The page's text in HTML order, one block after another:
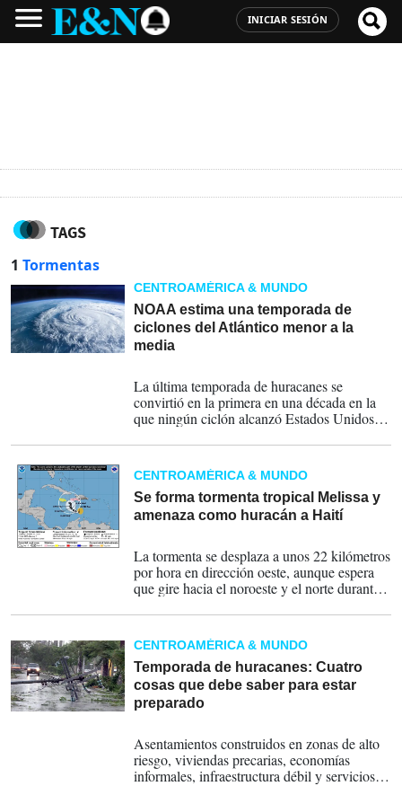
INICIAR SESIÓN
TAGS
1 Tormentas
CENTROAMÉRICA & MUNDO
NOAA estima una temporada de
ciclones del Atlántico menor a la
media
La última temporada de huracanes se
convirtió en la primera en una década en la
que ningún ciclón alcanzó Estados Unidos,
muertos a su paso por Carolina del Norte.
CENTROAMÉRICA & MUNDO
Se forma tormenta tropical Melissa y
amenaza como huracán a Haití
La tormenta se desplaza a unos 22 kilómetros
por hora en dirección oeste, aunque espera
que gire hacia el noroeste y el norte durante
Haití y Jamaica a finales de esta semana.
CENTROAMÉRICA & MUNDO
Temporada de huracanes: Cuatro
cosas que debe saber para estar
preparado
Asentamientos construidos en zonas de alto
riesgo, viviendas precarias, economías
informales, infraestructura débil y servicios